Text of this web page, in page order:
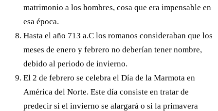
matrimonio a los hombres, cosa que era impensable en
esa época.
Hasta el año 713 a.C los romanos consideraban que los
meses de enero y febrero no deberían tener nombre,
debido al periodo de invierno.
El 2 de febrero se celebra el Día de la Marmota en
América del Norte. Este día consiste en tratar de
predecir si el invierno se alargará o si la primavera